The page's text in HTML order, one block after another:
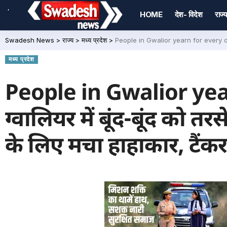
,
HOME देश- विदेश राज्य
Swadesh News >राज्य>मध्य प्रदेश> People in Gwalior yearn for every drop
मध्य प्रदेश
People in Gwalior
ग्वालियर में बूंद-बूंद को
के लिए मचा हाहाकार,